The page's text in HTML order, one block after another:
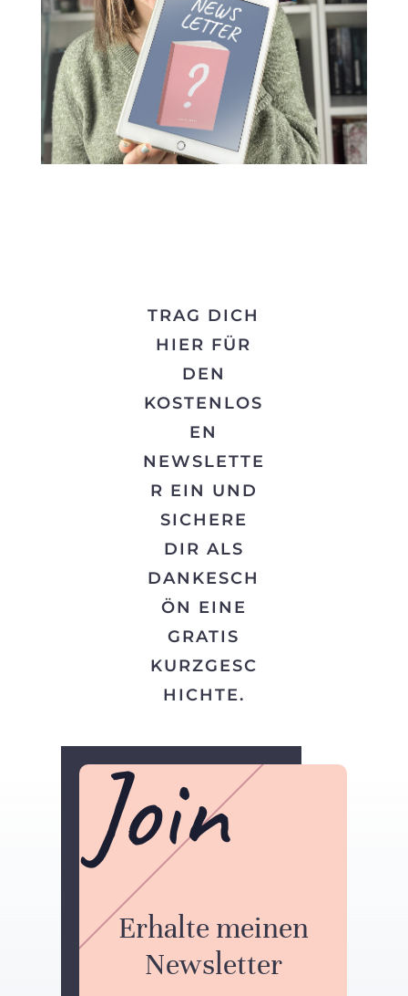
TRAG DICH
HIER FÜR
DEN
KOSTENLOS
EN
NEWSLETTE
R EIN UND
SICHERE
DIR ALS
DANKESCH
ÖN EINE
GRATIS
KURZGESC
HICHTE.
Join
Erhalte meinen
Newsletter